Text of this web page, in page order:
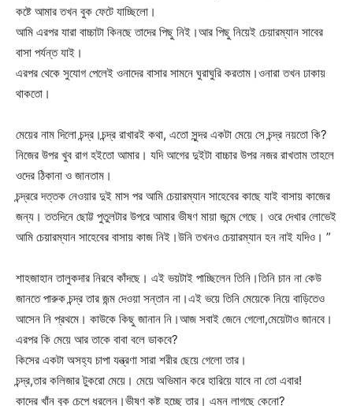
কষ্টে আমার তখন বুক ফেটে যাচ্ছিলো।
আমি এরপর যারা বাচ্চাটা কিনছে তাদের পিছু নিই।আর পিছু নিয়েই চেয়ারম্যান সাবের
বাসা পর্যন্ত যাই।
এরপর থেকে সুযোগ পেলেই ওনাদের বাসার সামনে ঘুরাঘুরি করতাম।ওনারা তখন ঢাকায়
থাকতো।
মেয়ের নাম দিলো চন্দ্র।চন্দ্র রাখারই কথা, এতো সুন্দর একটা মেয়ে সে চন্দ্র নয়তো কি?
নিজের উপর খুব রাগ হইতো আমার। যদি আগের দুইটা বাচ্চার উপর নজর রাখতাম তাহলে
ওদের ঠিকানা ও জানতাম।
চন্দ্ররে দত্তক নেওয়ার দুই মাস পর আমি চেয়ারম্যান সাহেবের কাছে যাই বাসায় কাজের
জন্য। ততদিনে ছোট্ট পুতুলটার উপরে আমার ভীষণ মায়া জন্মে গেছে। ওরে দেখার লোভেই
আমি চেয়ারম্যান সাহেবের বাসায় কাজ নিই।উনি তখনও চেয়ারম্যান হন নাই যদিও। ”
শাহজাহান তালুকদার নিরবে কাঁদছে। এই ভয়টাই পাচ্ছিলেন তিনি।তিনি চান না কেউ
জানতে পারুক চন্দ্র তার জন্ম দেওয়া সন্তান না।এই ভয়ে তিনি মেয়েকে নিয়ে বাড়িতেও
আসেন নি প্রথমে। কাউকে কিছু জানান নি।আজ সবাই জেনে গেলো,মেয়েটাও জানবে।
এরপর কি মেয়ে আর তাকে বাবা বলে ডাকবে?
কিসের একটা অসহ্য চাপা যন্ত্রণা সারা শরীর ছেয়ে গেলো তার।
চন্দ্র,তার কলিজার টুকরো মেয়ে। মেয়ে অভিমান করে হারিয়ে যাবে না তো এবার!
কাদের খাঁন বুক চেপে ধরলেন।ভীষণ কষ্ট হচ্ছে তার। এমন লাগছে কেনো?